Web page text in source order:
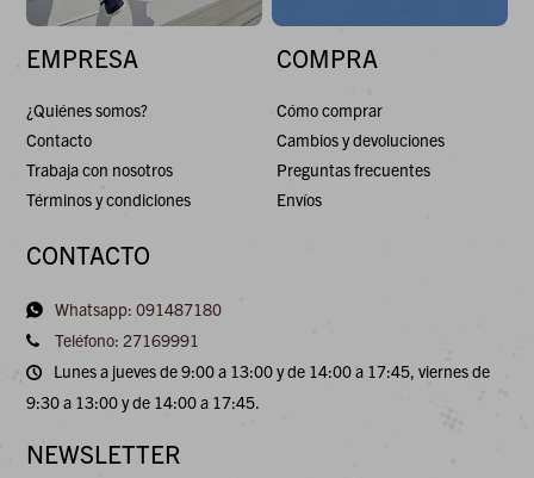
EMPRESA
¿Quiénes somos?
Contacto
Trabaja con nosotros
Términos y condiciones
COMPRA
Cómo comprar
Cambios y devoluciones
Preguntas frecuentes
Envíos
CONTACTO
Whatsapp: 091487180
Teléfono: 27169991
Lunes a jueves de 9:00 a 13:00 y de 14:00 a 17:45, viernes de
9:30 a 13:00 y de 14:00 a 17:45.
NEWSLETTER